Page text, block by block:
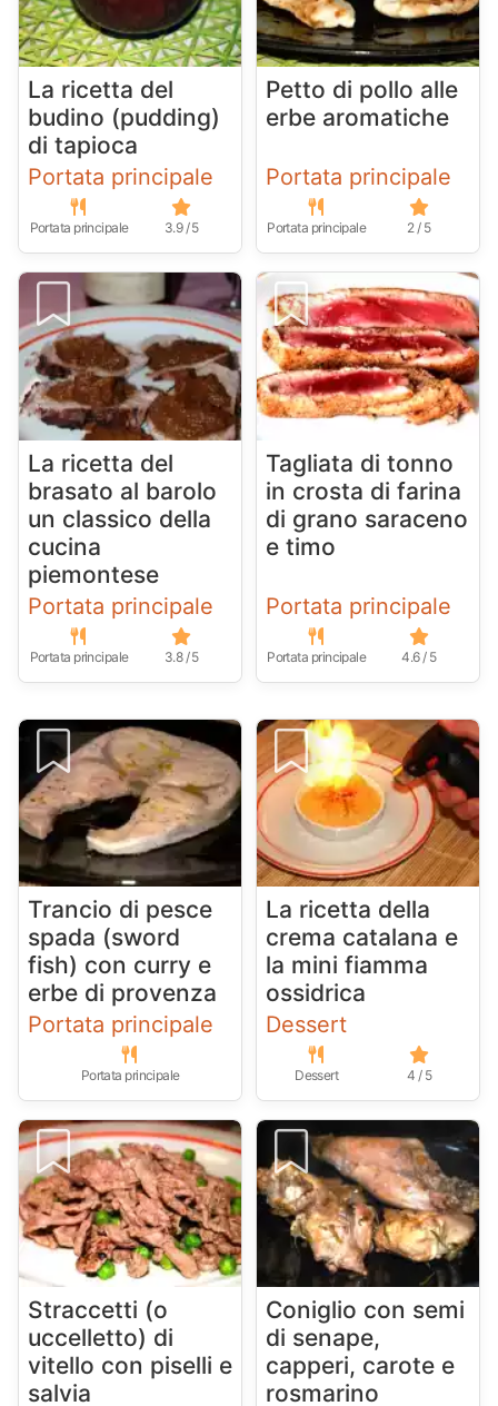
La ricetta del
budino (pudding)
di tapioca
Portata principale
Portata principale 3.9 / 5
Petto di pollo alle
erbe aromatiche
Portata principale
Portata principale 2 / 5
La ricetta del
brasato al barolo
un classico della
cucina
piemontese
Portata principale
Portata principale 3.8 / 5
Tagliata di tonno
in crosta di farina
di grano saraceno
e timo
Portata principale
Portata principale 4.6 / 5
Trancio di pesce
spada (sword
fish) con curry e
erbe di provenza
Portata principale
Portata principale
La ricetta della
crema catalana e
la mini fiamma
ossidrica
Dessert
Dessert 4 / 5
Straccetti (o
uccelletto) di
vitello con piselli e
salvia
Coniglio con semi
di senape,
capperi, carote e
rosmarino